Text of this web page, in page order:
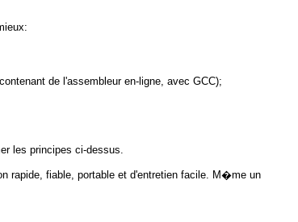
de l'assembleur en-ligne, avec GCC);
les principes ci-dessus.
rapide, fiable, portable et d'entretien facile. M�me un